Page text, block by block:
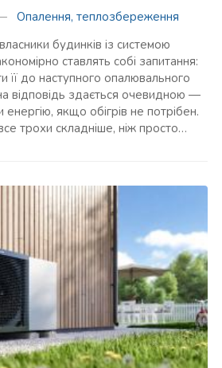
Опалення, теплозбереження
будинків із системою
ставлять собі запитання:
її до наступного опалювального
відповідь здається очевидною —
енергію, якщо обігрів не потрібен.
трохи складніше, ніж просто…